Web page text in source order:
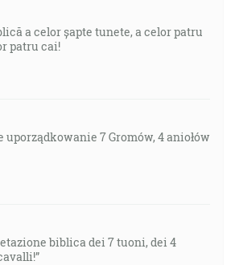
a celor șapte tunete, a celor patru
patru cai!
uporządkowanie 7 Gromów, 4 aniołów
biblica dei 7 tuoni, dei 4